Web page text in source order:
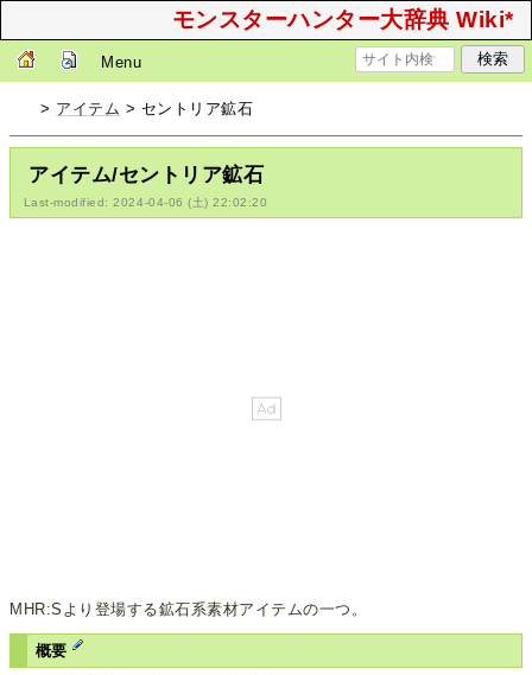
モンスターハンター大辞典 Wiki*
Menu
> アイテム > セントリア鉱石
アイテム/セントリア鉱石
Last-modified: 2024-04-06 (土) 22:02:20
MHR:Sより登場する鉱石系素材アイテムの一つ。
概要